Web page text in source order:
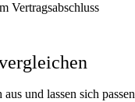
Vertragsabschluss
und lassen sich